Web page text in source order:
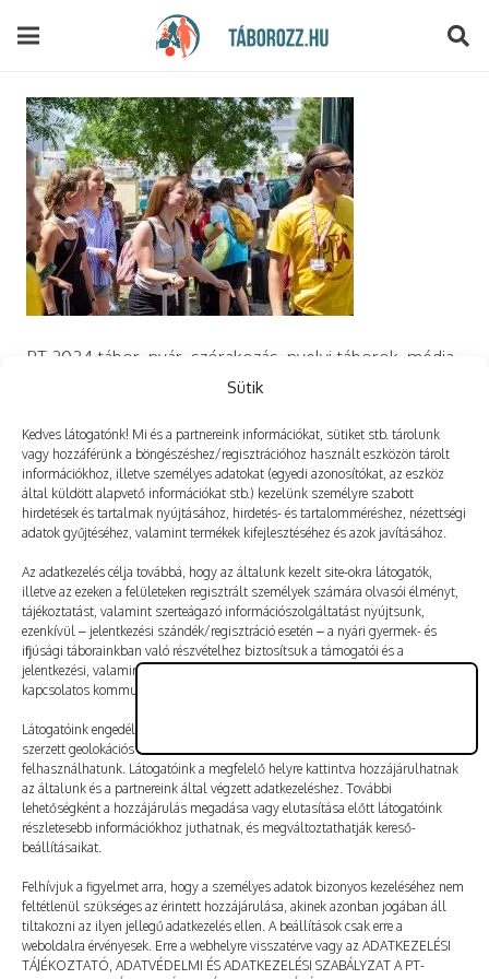
Sütik
Kedves látogatónk! Mi és a partnereink információkat, sütiket stb. tárolunk
vagy hozzáférünk a böngészéshez/regisztrációhoz használt eszközön tárolt
információkhoz, illetve személyes adatokat (egyedi azonosítókat, az eszköz
által küldött alapvető információkat stb.) kezelünk személyre szabott
hirdetések és tartalmak nyújtásához, hirdetés- és tartalomméréshez, nézettségi
adatok gyűjtéséhez, valamint termékek kifejlesztéséhez és azok javításához.
Az adatkezelés célja továbbá, hogy az általunk kezelt site-okra látogatók,
illetve az ezeken a felületeken regisztrált személyek számára olvasói élményt,
tájékoztatást, valamint szerteágazó információszolgáltatást nyújtsunk,
ezenkívül – jelentkezési szándék/regisztráció esetén – a nyári gyermek- és
ifjúsági táborainkban való részvételhez biztosítsuk a támogatói és a
jelentkezési, valamint a számlázási feltételeket és a táborszervezéssel
kapcsolatos kommunikációt.
Látogatóink engedélyével mi és a partnereink eszközleolvasásos módszerrel
szerzett geolokációs adatokat és azonosítási információkat is
felhasználhatunk. Látogatóink a megfelelő helyre kattintva hozzájárulhatnak
az általunk és a partnereink által végzett adatkezeléshez. További
lehetőségként a hozzájárulás megadása vagy elutasítása előtt látogatóink
részletesebb információkhoz juthatnak, és megváltoztathatják kereső-
beállításaikat.
Felhívjuk a figyelmet arra, hogy a személyes adatok bizonyos kezeléséhez nem
feltétlenül szükséges az érintett hozzájárulása, akinek azonban jogában áll
tiltakozni az ilyen jellegű adatkezelés ellen. A beállítások csak erre a
weboldalra érvényesek. Erre a webhelyre visszatérve vagy az ADATKEZELÉSI
TÁJÉKOZTATÓ, ADATVÉDELMI ÉS ADATKEZELÉSI SZABÁLYZAT A PT-
PT 2024 tábor, nyár, szórakozás, nyelvi táborok, média,
film, robotika, angoltábor, fotós tábor, sporttábor,
Vélemény, hozzászólás?
Az e-mail-címet nem tesszük közzé. A kötelező mezőket
*karakterrel jelöltük
A nevem, e-mail-címem, és weboldalcímem mentése
a böngészőben a következő hozzászólásomhoz.